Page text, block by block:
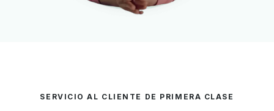
SERVICIO AL CLIENTE DE PRIMERA CLASE